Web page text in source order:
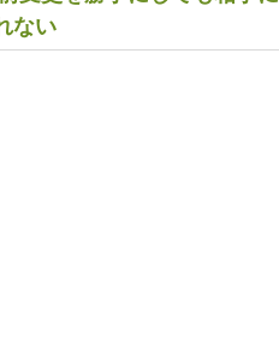
ない